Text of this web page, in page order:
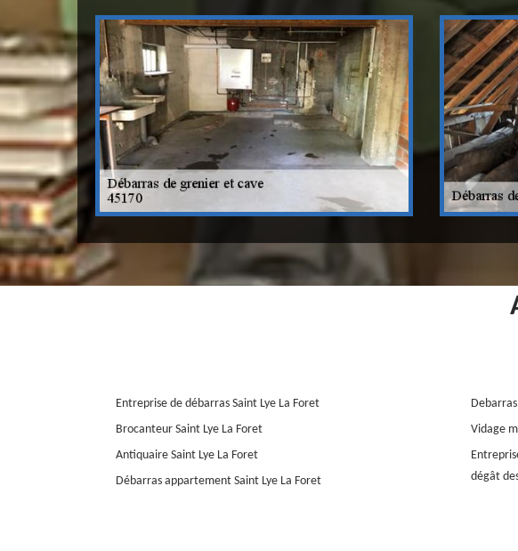
Entreprise de débarras Saint Lye La Foret
Brocanteur Saint Lye La Foret
Antiquaire Saint Lye La Foret
Débarras appartement Saint Lye La Foret
Vidage
dégât